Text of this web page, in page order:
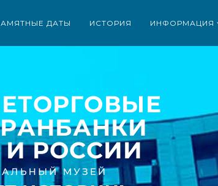
ДАТЫ ИСТОРИЯ ИНФОРМАЦИЯ